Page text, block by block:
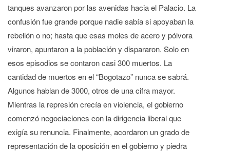
tanques avanzaron por las avenidas hacia el Palacio. La
confusión fue grande porque nadie sabía si apoyaban la
rebelión o no; hasta que esas moles de acero y pólvora
viraron, apuntaron a la población y dispararon. Solo en
esos episodios se contaron casi 300 muertos. La
cantidad de muertos en el “Bogotazo” nunca se sabrá.
Algunos hablan de 3000, otros de una cifra mayor.
Mientras la represión crecía en violencia, el gobierno
comenzó negociaciones con la dirigencia liberal que
exigía su renuncia. Finalmente, acordaron un grado de
representación de la oposición en el gobierno y piedra